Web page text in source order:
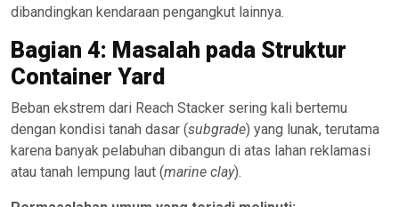
dibandingkan kendaraan pengangkut lainnya.
Bagian 4: Masalah pada Struktur
Container Yard
Beban ekstrem dari Reach Stacker sering kali bertemu
dengan kondisi tanah dasar (subgrade) yang lunak, terutama
karena banyak pelabuhan dibangun di atas lahan reklamasi
atau tanah lempung laut (marine clay).